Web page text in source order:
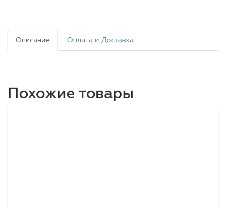
Описание Оплата и Доставка
Похожие товары